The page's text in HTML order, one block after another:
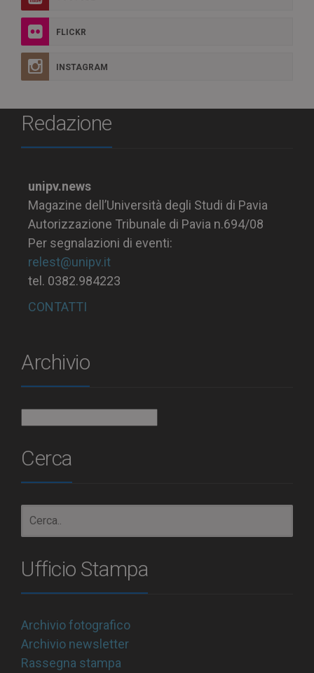
FLICKR
INSTAGRAM
Redazione
unipv.news
Magazine dell’Università degli Studi di Pavia
Autorizzazione Tribunale di Pavia n.694/08
Per segnalazioni di eventi:
relest@unipv.it
tel. 0382.984223
CONTATTI
Archivio
Cerca
Ufficio Stampa
Archivio fotografico
Archivio newsletter
Rassegna stampa